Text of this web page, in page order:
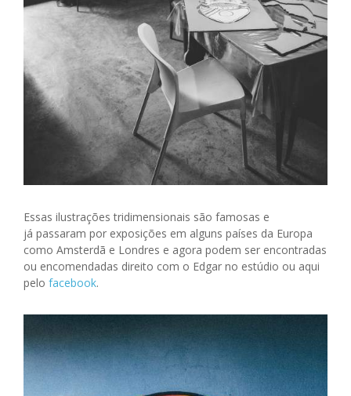
Essas ilustrações tridimensionais são famosas e
já passaram por exposições em alguns países da Europa
como Amsterdã e Londres e agora podem ser encontradas
ou encomendadas direito com o Edgar no estúdio ou aqui
pelo facebook.